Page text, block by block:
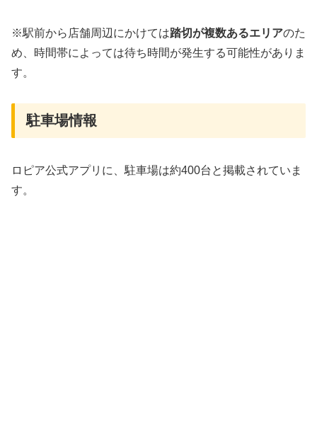
※駅前から店舗周辺にかけては踏切が複数あるエリアのた
め、時間帯によっては待ち時間が発生する可能性がありま
す。
駐車場情報
ロピア公式アプリに、駐車場は約400台と掲載されていま
す。